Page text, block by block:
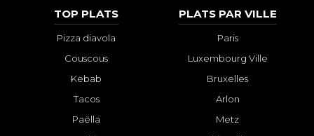
TOP PLATS
Pizza diavola
Couscous
Kebab
Tacos
Paëlla
PLATS PAR VILLE
Paris
Luxembourg Ville
Bruxelles
Arlon
Metz